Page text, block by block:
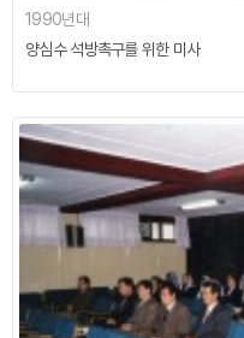
1990년대
양심수 석방촉구를 위한 미사